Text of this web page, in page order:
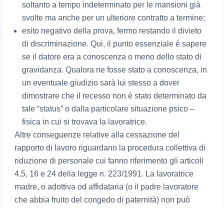
soltanto a tempo indeterminato per le mansioni già
svolte ma anche per un ulteriore contratto a termine;
esito negativo della prova, fermo restando il divieto
di discriminazione. Qui, il punto essenziale è sapere
se il datore era a conoscenza o meno dello stato di
gravidanza. Qualora ne fosse stato a conoscenza, in
un eventuale giudizio sarà lui stesso a dover
dimostrare che il recesso non è stato determinato da
tale “status” o dalla particolare situazione psico –
fisica in cui si trovava la lavoratrice.
Altre conseguenze relative alla cessazione del
rapporto di lavoro riguardano la procedura collettiva di
riduzione di personale cui fanno riferimento gli articoli
4,5, 16 e 24 della legge n. 223/1991. La lavoratrice
madre, o adottiva od affidataria (o il padre lavoratore
che abbia fruito del congedo di paternità) non può